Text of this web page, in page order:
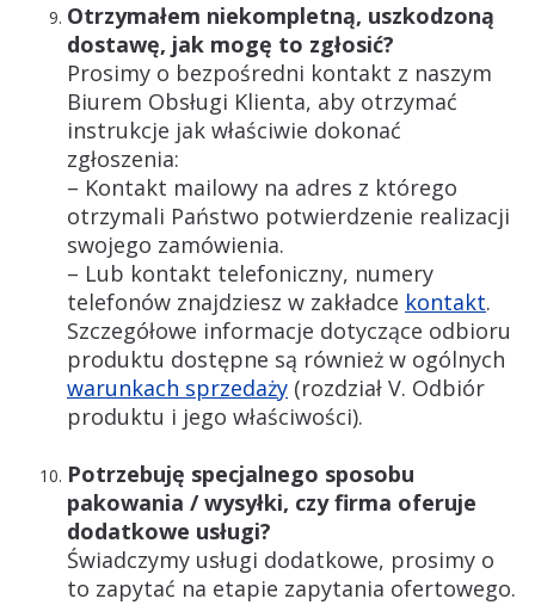
Otrzymałem niekompletną, uszkodzoną
dostawę, jak mogę to zgłosić?
Prosimy o bezpośredni kontakt z naszym
Biurem Obsługi Klienta, aby otrzymać
instrukcje jak właściwie dokonać
zgłoszenia:
– Kontakt mailowy na adres z którego
otrzymali Państwo potwierdzenie realizacji
swojego zamówienia.
– Lub kontakt telefoniczny, numery
telefonów znajdziesz w zakładce kontakt.
Szczegółowe informacje dotyczące odbioru
produktu dostępne są również w ogólnych
warunkach sprzedaży (rozdział V. Odbiór
produktu i jego właściwości).
Potrzebuję specjalnego sposobu
pakowania / wysyłki, czy firma oferuje
dodatkowe usługi?
Świadczymy usługi dodatkowe, prosimy o
to zapytać na etapie zapytania ofertowego.